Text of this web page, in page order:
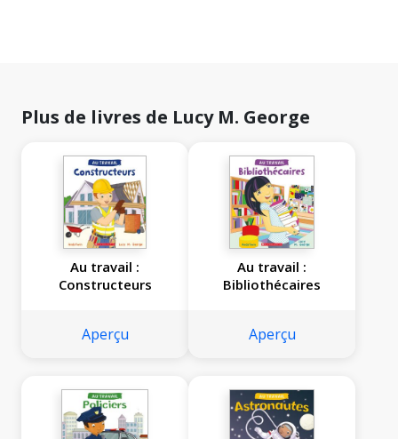
Plus de livres de Lucy M. George
Au travail :
Constructeurs
Aperçu
Au travail :
Bibliothécaires
Aperçu